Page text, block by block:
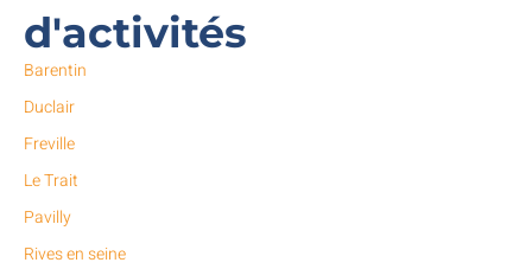
d'activités
Barentin
Duclair
Freville
Le Trait
Pavilly
Rives en seine